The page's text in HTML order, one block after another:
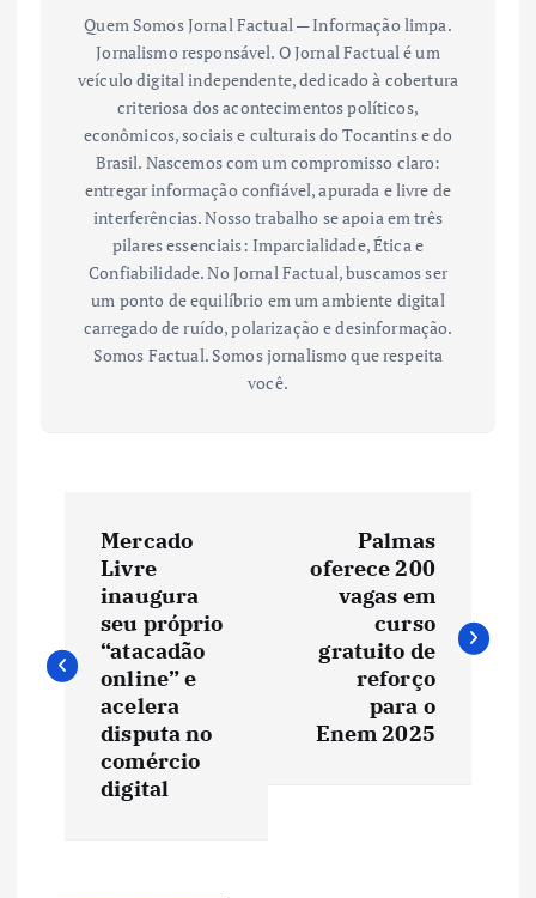
Quem Somos Jornal Factual — Informação limpa.
Jornalismo responsável. O Jornal Factual é um
veículo digital independente, dedicado à cobertura
criteriosa dos acontecimentos políticos,
econômicos, sociais e culturais do Tocantins e do
Brasil. Nascemos com um compromisso claro:
entregar informação confiável, apurada e livre de
interferências. Nosso trabalho se apoia em três
pilares essenciais: Imparcialidade, Ética e
Confiabilidade. No Jornal Factual, buscamos ser
um ponto de equilíbrio em um ambiente digital
carregado de ruído, polarização e desinformação.
Somos Factual. Somos jornalismo que respeita
você.
v
e
Mercado
Livre
inaugura
seu próprio
“atacadão
online” e
acelera
disputa no
comércio
digital
Palmas
oferece 200
vagas em
curso
gratuito de
reforço
para o
Enem 2025